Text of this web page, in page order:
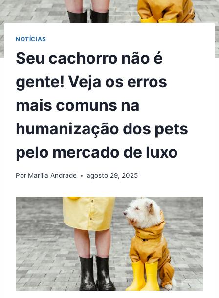
NOTÍCIAS
Seu cachorro não é
gente! Veja os erros
mais comuns na
humanização dos pets
pelo mercado de luxo
Por Marilia Andrade agosto 29, 2025